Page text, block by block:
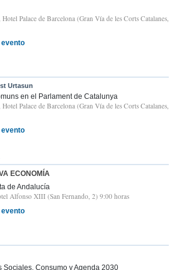
Palace de Barcelona (Gran Vía de les Corts Catalanes,
evento
Urtasun
en el Parlament de Catalunya
Palace de Barcelona (Gran Vía de les Corts Catalanes,
evento
ECONOMÍA
de Andalucía
Alfonso XIII (San Fernando, 2) 9:00 horas
evento
Sociales, Consumo y Agenda 2030